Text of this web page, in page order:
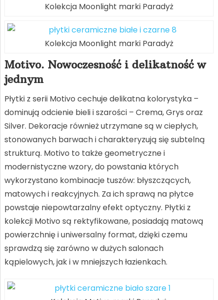
Kolekcja Moonlight marki Paradyż
Kolekcja Moonlight marki Paradyż
Motivo. Nowoczesność i delikatność w
jednym
Płytki z serii Motivo cechuje delikatna kolorystyka –
dominują odcienie bieli i szarości – Crema, Grys oraz
Silver. Dekoracje również utrzymane są w ciepłych,
stonowanych barwach i charakteryzują się subtelną
strukturą. Motivo to także geometryczne i
modernistyczne wzory, do powstania których
wykorzystano kombinacje tuszów: błyszczących,
matowych i reakcyjnych. Za ich sprawą na płytce
powstaje niepowtarzalny efekt optyczny. Płytki z
kolekcji Motivo są rektyfikowane, posiadają matową
powierzchnię i uniwersalny format, dzięki czemu
sprawdzą się zarówno w dużych salonach
kąpielowych, jak i w mniejszych łazienkach.